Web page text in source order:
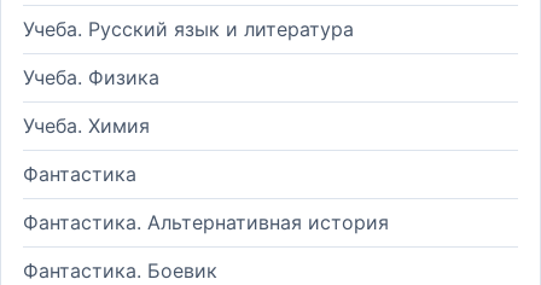
Учеба. Русский язык и литература
Учеба. Физика
Учеба. Химия
Фантастика
Фантастика. Альтернативная история
Фантастика. Боевик